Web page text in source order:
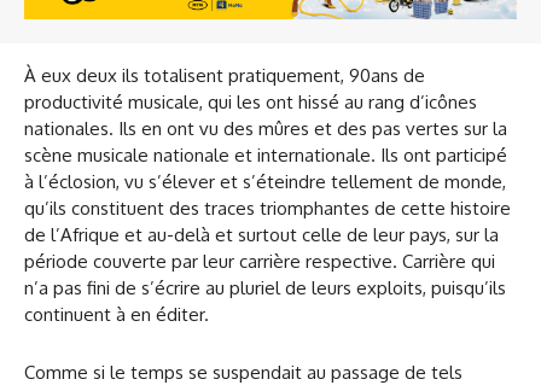
À eux deux ils totalisent pratiquement, 90ans de
productivité musicale, qui les ont hissé au rang d’icônes
nationales. Ils en ont vu des mûres et des pas vertes sur la
scène musicale nationale et internationale. Ils ont participé
à l’éclosion, vu s’élever et s’éteindre tellement de monde,
qu’ils constituent des traces triomphantes de cette histoire
de l’Afrique et au-delà et surtout celle de leur pays, sur la
période couverte par leur carrière respective. Carrière qui
n’a pas fini de s’écrire au pluriel de leurs exploits, puisqu’ils
continuent à en éditer.
Comme si le temps se suspendait au passage de tels